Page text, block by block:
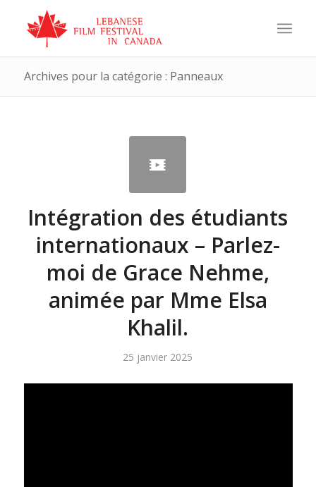
Archives pour la catégorie : Panneaux
Intégration des étudiants
internationaux – Parlez-
moi de Grace Nehme,
animée par Mme Elsa
Khalil.
25 janvier 2025